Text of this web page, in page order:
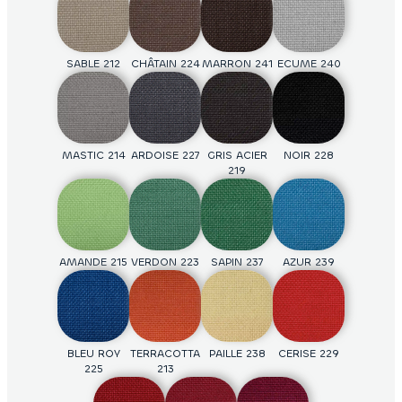
SABLE 212 CHÂTAIN 224MARRON 241 ECUME 240
MASTIC 214 ARDOISE 227
GRIS ACIER
219
NOIR 228
AMANDE 215 VERDON 223 SAPIN 237 AZUR 239
BLEU ROY
225
TERRACOTTA
213
PAILLE 238 CERISE 229
J159 J181 J126 J162
J156 J50 J148 J124
J192 J172 J169 J11
J134 J19
toile.
CHOCOLAT
234
MANDARINE
010
ORANGE 221 ROUGE 031
BRIQUE 025 PRUNE 015
GROSEILLE
217
FUCHSIA
004
EBENE 099
PISTACHE
026
POMME 231 SAUGE 2034
D921 D932 D309 D935
D934 D319 D303 D931
D336 D451 D943 D944
D427 D428 D942 D941